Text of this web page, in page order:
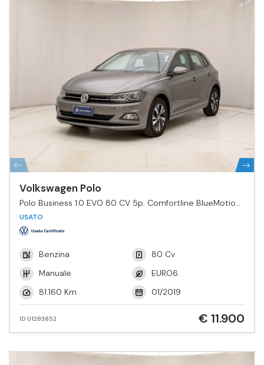
Volkswagen Polo
Polo Business 1.0 EVO 80 CV 5p. Comfortline BlueMotion
Tech.
USATO
Benzina
80 Cv
Manuale
EURO6.
81.160 Km
01/2019
ID U1283852 € 11.900